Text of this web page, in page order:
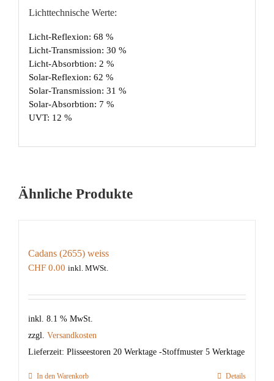
Lichttechnische Werte:
Licht-Reflexion: 68 %
Licht-Transmission: 30 %
Licht-Absorbtion: 2 %
Solar-Reflexion: 62 %
Solar-Transmission: 31 %
Solar-Absorbtion: 7 %
UVT: 12 %
Ähnliche Produkte
Cadans (2655) weiss
CHF 0.00 inkl. MWSt.
inkl. 8.1 % MwSt.
zzgl. Versandkosten
Lieferzeit: Plisseestoren 20 Werktage -Stoffmuster 5 Werktage
In den Warenkorb Details